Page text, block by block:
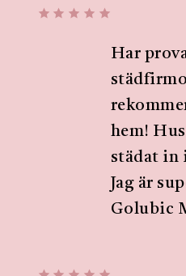
Har
hem!
städat in
Jag är
Golubic